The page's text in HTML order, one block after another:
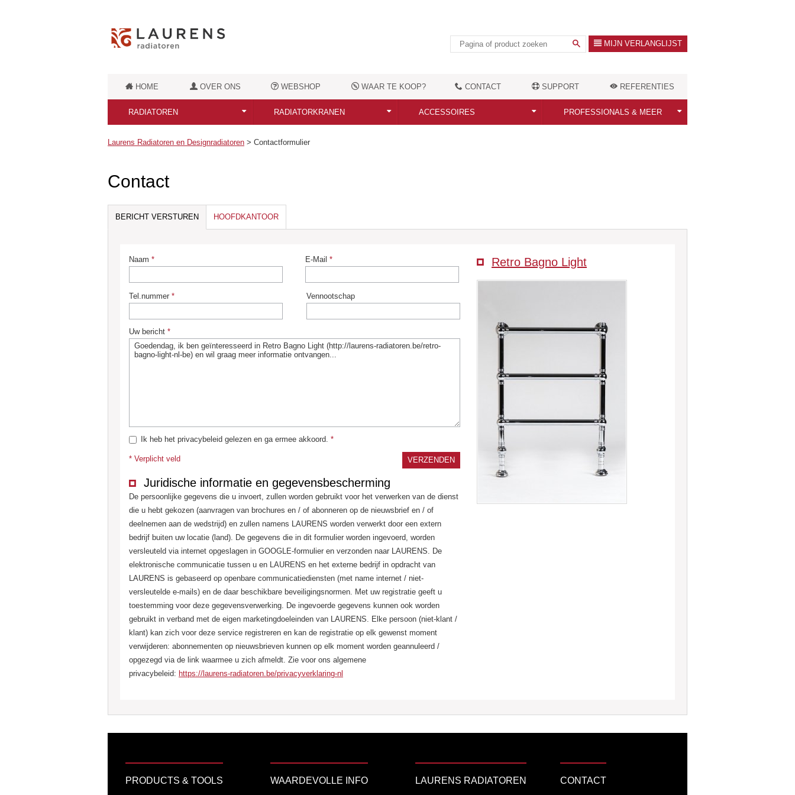
MIJN VERLANGLIJST
HOME OVER ONS WEBSHOP WAAR TE KOOP? CONTACT SUPPORT REFERENTIES
RADIATOREN
Alle Laurens Radiatoren
Badkamerradiatoren
Retro badkamerradiatoren
Designradiatoren
Industriële Spiraalradiatoren
RADIATORKRANEN
Alle radiatorkranen
Aansluittoebehoren
ACCESSOIRES PROFESSIONALS & MEER
Laurens Radiatoren en Designradiatoren > Contactformulier
Contact
BERICHT VERSTUREN HOOFDKANTOOR
Naam * E-Mail *
Tel.nummer * Vennootschap
Uw bericht *
Ik heb het privacybeleid gelezen en ga ermee akkoord. *
* Verplicht veld
Juridische informatie en gegevensbescherming
De persoonlijke gegevens die u invoert, zullen worden gebruikt voor het verwerken van de dienst
die u hebt gekozen (aanvragen van brochures en / of abonneren op de nieuwsbrief en / of
deelnemen aan de wedstrijd) en zullen namens LAURENS worden verwerkt door een extern
bedrijf buiten uw locatie (land). De gegevens die in dit formulier worden ingevoerd, worden
versleuteld via internet opgeslagen in GOOGLE-formulier en verzonden naar LAURENS. De
elektronische communicatie tussen u en LAURENS en het externe bedrijf in opdracht van
LAURENS is gebaseerd op openbare communicatiediensten (met name internet / niet-
versleutelde e-mails) en de daar beschikbare beveiligingsnormen. Met uw registratie geeft u
toestemming voor deze gegevensverwerking. De ingevoerde gegevens kunnen ook worden
gebruikt in verband met de eigen marketingdoeleinden van LAURENS. Elke persoon (niet-klant /
klant) kan zich voor deze service registreren en kan de registratie op elk gewenst moment
verwijderen: abonnementen op nieuwsbrieven kunnen op elk moment worden geannuleerd /
opgezegd via de link waarmee u zich afmeldt. Zie voor ons algemene
privacybeleid: https://laurens-radiatoren.be/privacyverklaring-nl
Retro Bagno Light
Adres
Eksel
3941
PRODUCTS & TOOLS WAARDEVOLLE INFO LAURENS RADIATOREN CONTACT